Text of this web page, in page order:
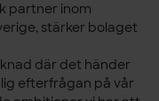
partner inom
stärker bolaget
där det händer
efterfrågan på vår